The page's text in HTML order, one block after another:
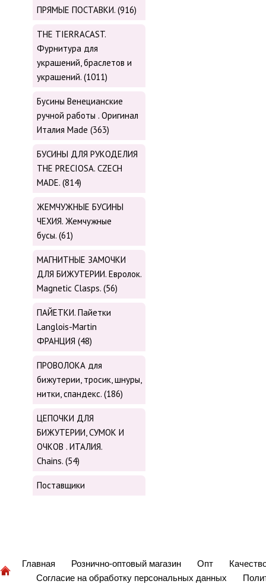
ПРЯМЫЕ ПОСТАВКИ. (916)
THE TIERRACAST.
Фурнитура для
украшений, браслетов и
украшений. (1011)
Бусины Венецианские
ручной работы . Оригинал
Италия Made (363)
БУСИНЫ ДЛЯ РУКОДЕЛИЯ
THE PRECIOSA. CZECH
MADE. (814)
ЖЕМЧУЖНЫЕ БУСИНЫ
ЧЕХИЯ. Жемчужные
бусы. (61)
МАГНИТНЫЕ ЗАМОЧКИ
ДЛЯ БИЖУТЕРИИ. Евролок.
Magnetic Сlasps. (56)
ПАЙЕТКИ. Пайетки
Langlois-Martin
ФРАНЦИЯ (48)
ПРОВОЛОКА для
бижутерии, тросик, шнуры,
нитки, cпандекс. (186)
ЦЕПОЧКИ ДЛЯ
БИЖУТЕРИИ, СУМОК И
ОЧКОВ . ИТАЛИЯ.
Chains. (54)
Поставщики
Главная Рознично-оптовый магазин Опт
Согласие на обработку персональных данных